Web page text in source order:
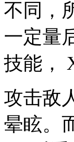
不同，
一定量
技能，
攻击敌
晕眩。